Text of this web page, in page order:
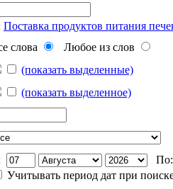
Поставка продуктов питания
слова
Любое из слов
(показать выделенные)
(показать выделенное)
Учитывать период дат при